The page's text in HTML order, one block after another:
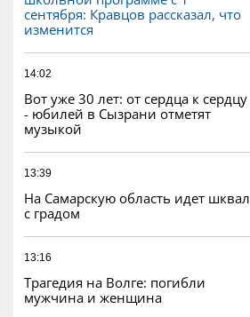
сентября: Кравцов рассказал, что
изменится
14:02
Вот уже 30 лет: от сердца к сердцу
- юбилей в Сызрани отметят
музыкой
13:39
На Самарскую область идет шквал
с градом
13:16
Трагедия на Волге: погибли
мужчина и женщина